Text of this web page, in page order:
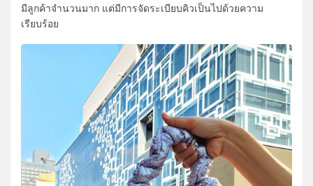
มีลูกค้าจำนวนมาก แต่มีการจัดระเบียบคิวเป็นไปด้วยความ
เรียบร้อย